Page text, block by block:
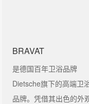
BRAVAT
是德国百年卫浴品牌
Dietsche旗下的高端卫
品牌。凭借其出色的外